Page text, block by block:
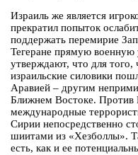
Израиль же является
прекратил попыток
поддержать перемирие
Тегеране прямую военную
утверждают, что для того,
израильские силовики
Аравией – другим
Ближнем Востоке. Против
международные
Сирии непосредственно
шиитами из «Хезболлы».
есть, как и ее